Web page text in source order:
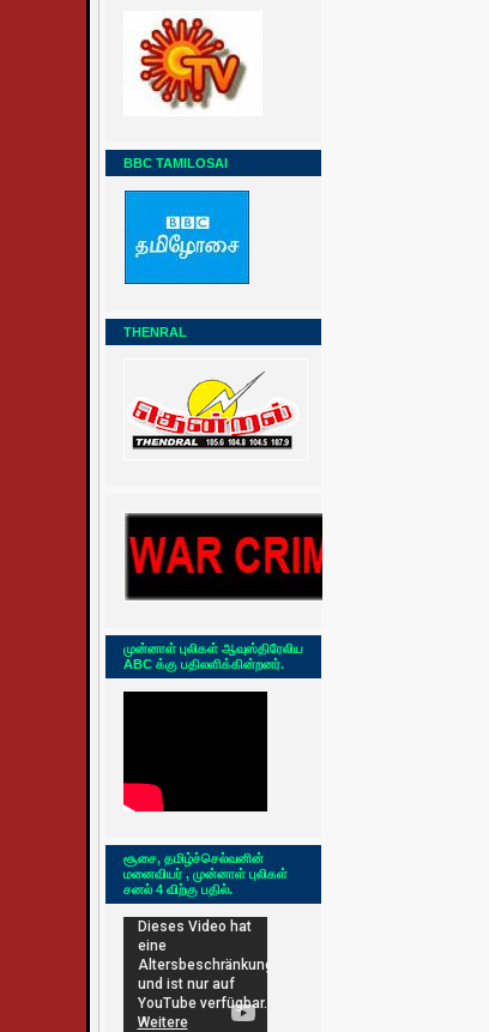
BBC TAMILOSAI
THENRAL
முன்னாள் புலிகள் ஆவுஸ்திரேலிய
ABC க்கு பதிலளிக்கின்றனர்.
சூசை, தமிழ்ச்செல்வனின்
மனைவியர் , முன்னாள் புலிகள்
சனல் 4 விற்கு பதில்.